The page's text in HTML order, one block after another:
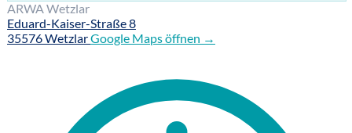
ARWA Wetzlar
Eduard-Kaiser-Straße 8
35576 WetzlarGoogle Maps öffnen →